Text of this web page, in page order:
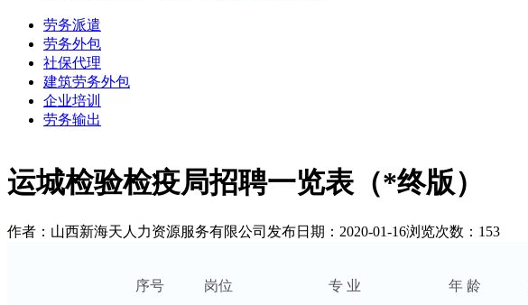
劳务派遣
劳务外包
社保代理
建筑劳务外包
企业培训
劳务输出
运城检验检疫局招聘一览表（*终版）
作者：山西新海天人力资源服务有限公司 发布日期：2020-01-16浏览次数：153
序号
岗位 专 业 年 龄